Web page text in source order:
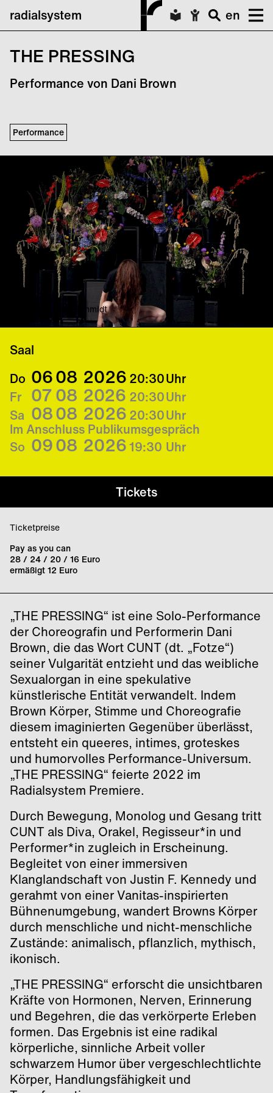
radialsystem en
THE PRESSING
Performance von Dani Brown
Performance
© Daniel K. B. Schmidt
Saal
Do 0608 2026 20:30Uhr
Fr 0708 2026 20:30Uhr
Sa 0808 2026 20:30Uhr
Im Anschluss Publikumsgespräch
So 0908 202619:30 Uhr
Tickets
Ticketpreise
Pay as you can
28 / 24 / 20 / 16 Euro
ermäßigt 12 Euro
„THE PRESSING“ ist eine Solo-Performance
der Choreografin und Performerin Dani
Brown, die das Wort CUNT (dt. „Fotze“)
seiner Vulgarität entzieht und das weibliche
Sexualorgan in eine spekulative
künstlerische Entität verwandelt. Indem
Brown Körper, Stimme und Choreografie
diesem imaginierten Gegenüber überlässt,
entsteht ein queeres, intimes, groteskes
und humorvolles Performance-Universum.
„THE PRESSING“ feierte 2022 im
Radialsystem Premiere.
Durch Bewegung, Monolog und Gesang tritt
CUNT als Diva, Orakel, Regisseur*in und
Performer*in zugleich in Erscheinung.
Begleitet von einer immersiven
Klanglandschaft von Justin F. Kennedy und
gerahmt von einer Vanitas-inspirierten
Bühnenumgebung, wandert Browns Körper
durch menschliche und nicht-menschliche
Zustände: animalisch, pflanzlich, mythisch,
ikonisch.
„THE PRESSING“ erforscht die unsichtbaren
Kräfte von Hormonen, Nerven, Erinnerung
und Begehren, die das verkörperte Erleben
formen. Das Ergebnis ist eine radikal
körperliche, sinnliche Arbeit voller
schwarzem Humor über vergeschlechtlichte
Körper, Handlungsfähigkeit und